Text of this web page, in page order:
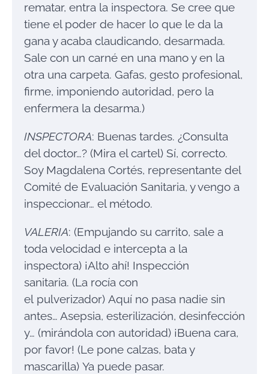
rematar, entra la inspectora. Se cree que
tiene el poder de hacer lo que le da la
gana y acaba claudicando, desarmada.
Sale con un carné en una mano y en la
otra una carpeta. Gafas, gesto profesional,
firme, imponiendo autoridad, pero la
enfermera la desarma.)
INSPECTORA: Buenas tardes. ¿Consulta
del doctor…? (Mira el cartel) Sí, correcto.
Soy Magdalena Cortés, representante del
Comité de Evaluación Sanitaria, y vengo a
inspeccionar… el método.
VALERIA: (Empujando su carrito, sale a
toda velocidad e intercepta a la
inspectora) ¡Alto ahí! Inspección
sanitaria. (La rocía con
el pulverizador) Aquí no pasa nadie sin
antes… Asepsia, esterilización, desinfección
y… (mirándola con autoridad) ¡Buena cara,
por favor! (Le pone calzas, bata y
mascarilla) Ya puede pasar.